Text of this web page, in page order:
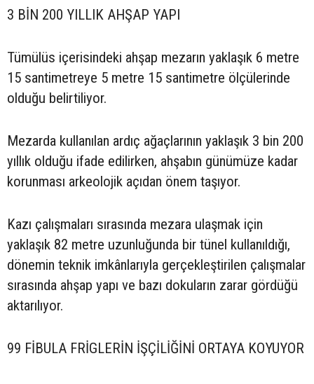
3 BİN 200 YILLIK AHŞAP YAPI
Tümülüs içerisindeki ahşap mezarın yaklaşık 6 metre
15 santimetreye 5 metre 15 santimetre ölçülerinde
olduğu belirtiliyor.
Mezarda kullanılan ardıç ağaçlarının yaklaşık 3 bin 200
yıllık olduğu ifade edilirken, ahşabın günümüze kadar
korunması arkeolojik açıdan önem taşıyor.
Kazı çalışmaları sırasında mezara ulaşmak için
yaklaşık 82 metre uzunluğunda bir tünel kullanıldığı,
dönemin teknik imkânlarıyla gerçekleştirilen çalışmalar
sırasında ahşap yapı ve bazı dokuların zarar gördüğü
aktarılıyor.
99 FİBULA FRİGLERİN İŞÇİLİĞİNİ ORTAYA KOYUYOR